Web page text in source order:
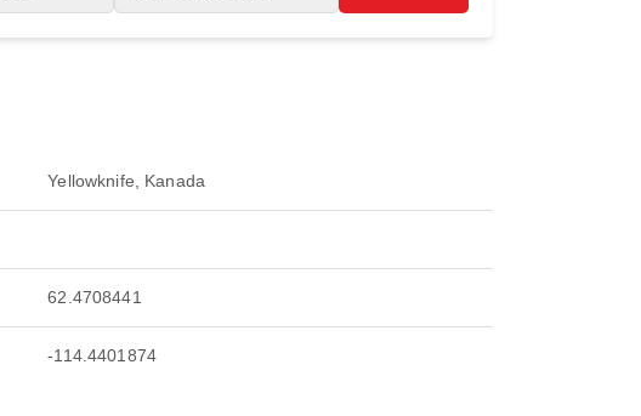
Yellowknife, Kanada
62.4708441
-114.4401874